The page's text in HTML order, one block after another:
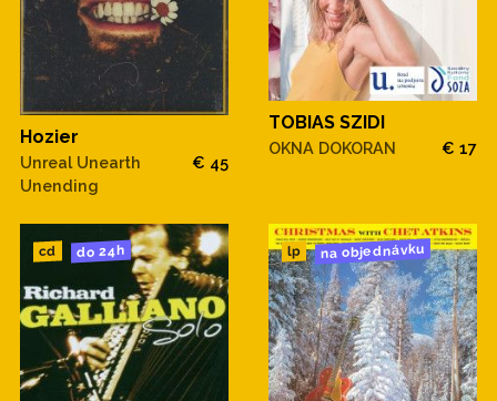
Hozier
Unreal Unearth
Unending
€ 45
TOBIAS SZIDI
OKNA DOKORAN € 17
cd do 24h lp na objednávku